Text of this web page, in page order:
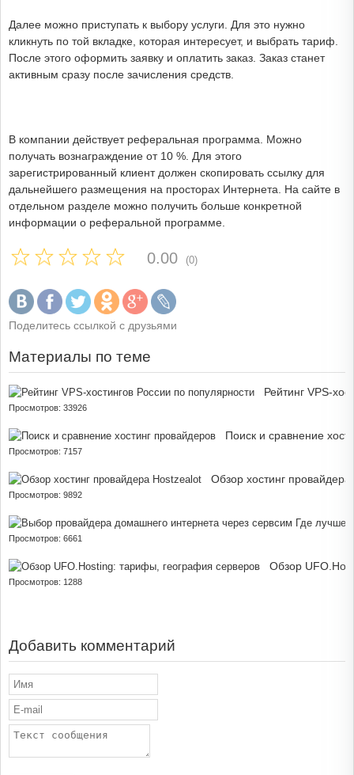
Далее можно приступать к выбору услуги. Для это нужно
кликнуть по той вкладке, которая интересует, и выбрать тариф.
После этого оформить заявку и оплатить заказ. Заказ станет
активным сразу после зачисления средств.
В компании действует реферальная программа. Можно
получать вознаграждение от 10 %. Для этого
зарегистрированный клиент должен скопировать ссылку для
дальнейшего размещения на просторах Интернета. На сайте в
отдельном разделе можно получить больше конкретной
информации о реферальной программе.
0.00 (0)
Поделитесь ссылкой с друзьями
Материалы по теме
Рейтинг VPS-
Просмотров: 33926
Поиск и сравнение
Просмотров: 7157
Обзор хостинг
Просмотров: 9892
Просмотров: 6661
Обзор
Просмотров: 1288
Добавить комментарий